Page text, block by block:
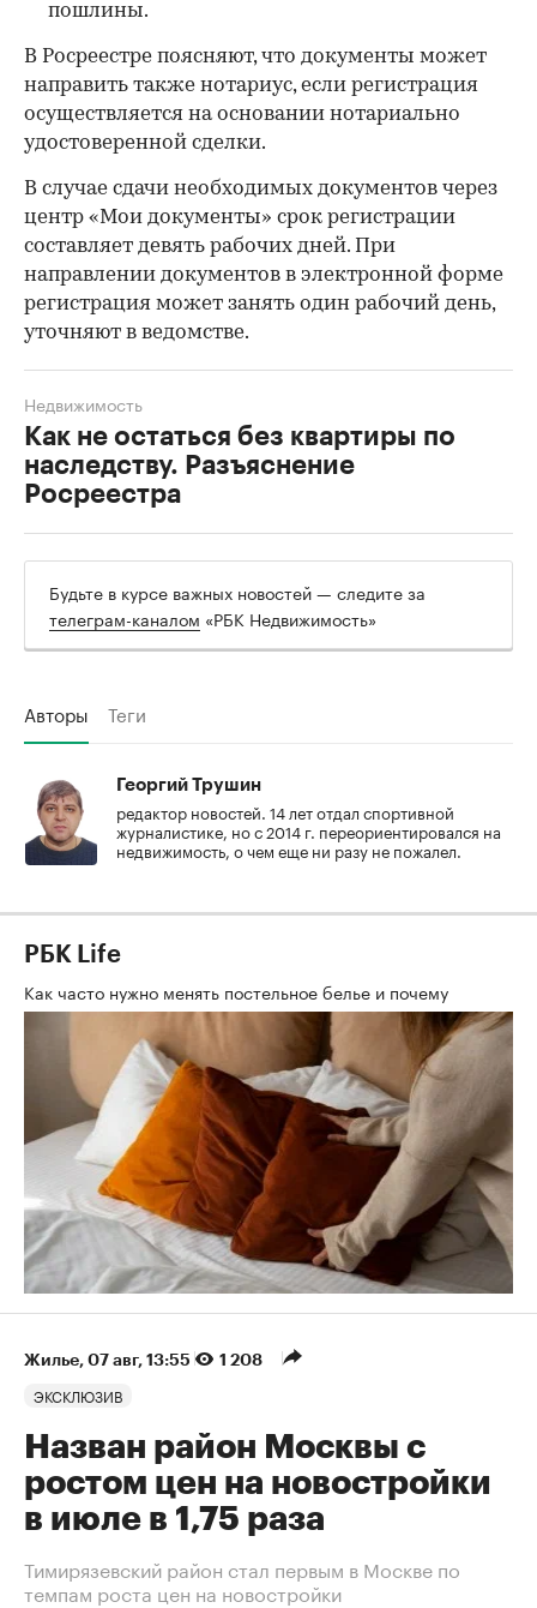
пошлины.
В Росреестре поясняют, что документы может
направить также нотариус, если регистрация
осуществляется на основании нотариально
удостоверенной сделки.
В случае сдачи необходимых документов через
центр «Мои документы» срок регистрации
составляет девять рабочих дней. При
направлении документов в электронной форме
регистрация может занять один рабочий день,
уточняют в ведомстве.
Как не остаться без квартиры по
наследству. Разъяснение
Росреестра
Недвижимость
Будьте в курсе важных новостей — следите за
телеграм-каналом «РБК Недвижимость»
Авторы Теги
Георгий Трушин
редактор новостей. 14 лет отдал спортивной
журналистике, но с 2014 г. переориентировался на
недвижимость, о чем еще ни разу не пожалел.
РБК Life
Как часто нужно менять постельное белье и почему
Жилье 07 авг, 13:55 1 208
ЭКСКЛЮЗИВ
Назван район Москвы с
ростом цен на новостройки
в июле в 1,75 раза
Тимирязевский район стал первым в Москве по
темпам роста цен на новостройки